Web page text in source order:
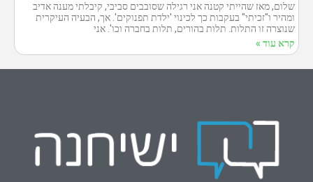
שלום, מאז שהייתי קטנה אני רגילה שסובבים סביבי, קיבלתי מענה אדיב
ומהיר ו"זכיתי" בעקבות כך לכינוי 'ילדת תפנוקים'. אך, הבעיה העיקרית
שנוצרה זו התלות. תלות בהורים, תלות בחברה וכו'. אני
קרא עוד »